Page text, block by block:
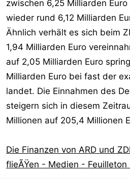
zwischen 6,25 Milliarden
wieder rund 6,12 Milliarden
Ähnlich verhält es sich beim
1,94 Milliarden Euro
auf 2,05 Milliarden Euro
Milliarden Euro bei fast der
landet. Die Einnahmen des
steigern sich in diesem
Millionen auf 205,4 Millionen
Die Finanzen von ARD und
flieÃŸen - Medien - Feuilleton